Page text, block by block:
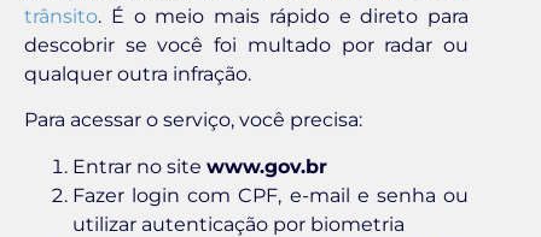
trânsito. É o meio mais rápido e direto para
descobrir se você foi multado por radar ou
qualquer outra infração.
Para acessar o serviço, você precisa:
Entrar no site www.gov.br
Fazer login com CPF, e-mail e senha ou
utilizar autenticação por biometria